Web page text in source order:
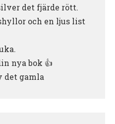
det fjärde rött.
och en ljus list
nya bok 👍
det gamla